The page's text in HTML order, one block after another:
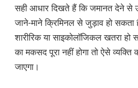
सही आधार दिखते हैं कि जमानत देने से
जाने-माने क्रिमिनल से जुड़ाव हो
शारीरिक या साइकोलॉजिकल खतरा हो
का मकसद पूरा नहीं होगा तो ऐसे व्यक्ति
जाएगा।